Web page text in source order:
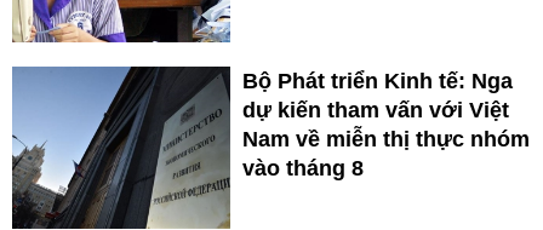
Bộ Phát triển Kinh tế: Nga
dự kiến tham vấn với Việt
Nam về miễn thị thực nhóm
vào tháng 8